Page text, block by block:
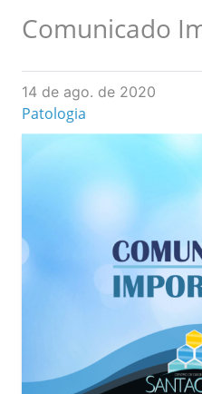
Comunicado
14 de ago. de 2020
Patologia